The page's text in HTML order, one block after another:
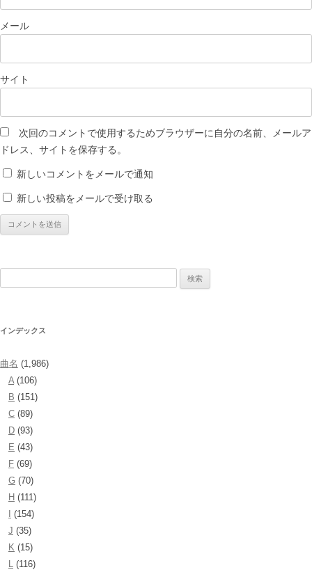
メール
サイト
次回のコメントで使用するためブラウザーに自分の名前、メールア
ドレス、サイトを保存する。
新しいコメントをメールで通知
新しい投稿をメールで受け取る
インデックス
曲名 (1,986)
A(106)
B (151)
C (89)
D (93)
E (43)
F (69)
G (70)
H (111)
(154)
J (35)
K (15)
L (116)